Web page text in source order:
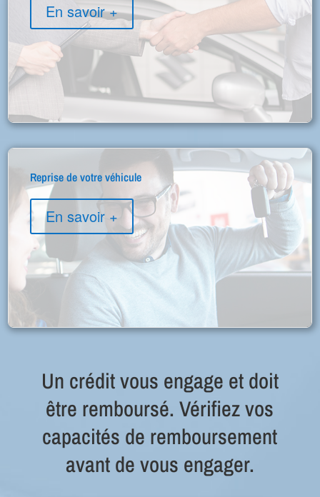
En savoir +
Reprise de votre véhicule
En savoir +
Un crédit vous engage et doit
être remboursé. Vérifiez vos
capacités de remboursement
avant de vous engager.